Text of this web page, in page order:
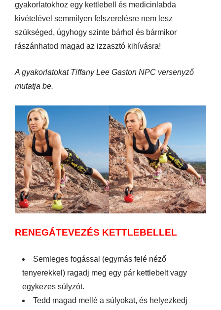
gyakorlatokhoz egy kettlebell és medicinlabda
kivételével semmilyen felszerelésre nem lesz
szükséged, úgyhogy szinte bárhol és bármikor
rászánhatod magad az izzasztó kihívásra!
A gyakorlatokat Tiffany Lee Gaston NPC versenyző
mutatja be.
RENEGÁTEVEZÉS KETTLEBELLEL
Semleges fogással (egymás felé néző
tenyerekkel) ragadj meg egy pár kettlebelt vagy
egykezes súlyzót.
Tedd magad mellé a súlyokat, és helyezkedj